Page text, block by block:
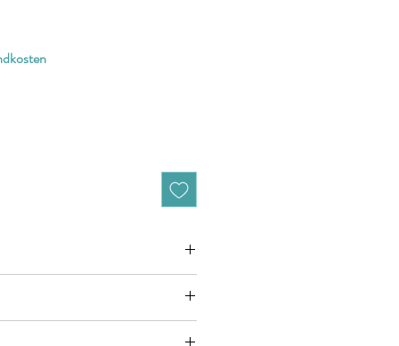
zB. 50cm (0,5m) daher bitte Anzahl 5